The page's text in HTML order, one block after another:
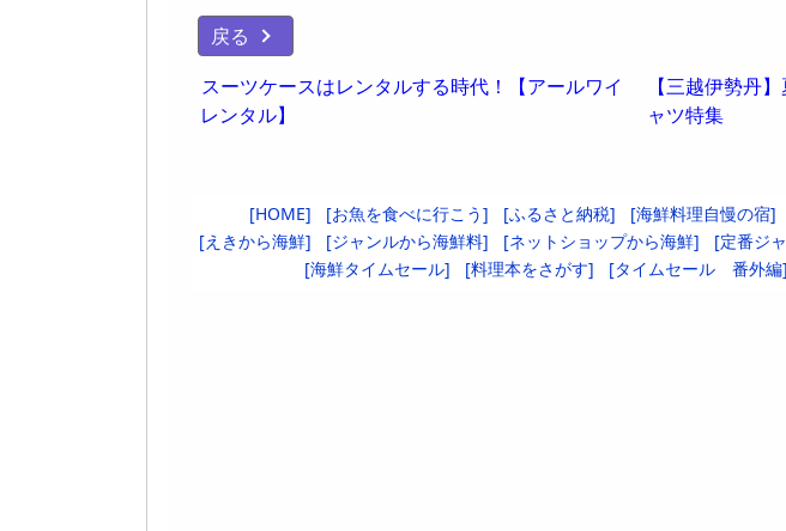
戻る
スーツケースはレンタルする時代！【アールワイ
レンタル】
【三越伊勢丹
ャツ特集
[HOME] [お魚を食べに行こう] [ふるさと納税] [海鮮料理自慢の宿]
[えきから海鮮]
[ジャンルから海鮮料] [ネットショップから海鮮] [定番ジ
[海鮮タイムセール]
[料理本をさがす] [タイムセール 番外編]